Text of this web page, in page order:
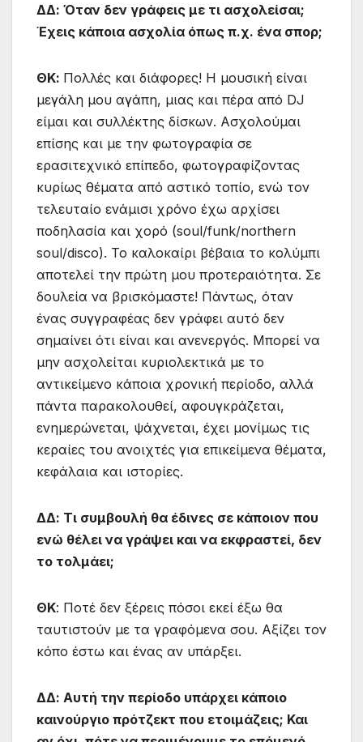
ΔΔ: Όταν δεν γράφεις με τι ασχολείσαι;
Έχεις κάποια ασχολία όπως π.χ. ένα σπορ;
ΘΚ: Πολλές και διάφορες! Η μουσική είναι
μεγάλη μου αγάπη, μιας και πέρα από DJ
είμαι και συλλέκτης δίσκων. Ασχολούμαι
επίσης και με την φωτογραφία σε
ερασιτεχνικό επίπεδο, φωτογραφίζοντας
κυρίως θέματα από αστικό τοπίο, ενώ τον
τελευταίο ενάμισι χρόνο έχω αρχίσει
ποδηλασία και χορό (soul/funk/northern
soul/disco). Το καλοκαίρι βέβαια το κολύμπι
αποτελεί την πρώτη μου προτεραιότητα. Σε
δουλεία να βρισκόμαστε! Πάντως, όταν
ένας συγγραφέας δεν γράφει αυτό δεν
σημαίνει ότι είναι και ανενεργός. Μπορεί να
μην ασχολείται κυριολεκτικά με το
αντικείμενο κάποια χρονική περίοδο, αλλά
πάντα παρακολουθεί, αφουγκράζεται,
ενημερώνεται, ψάχνεται, έχει μονίμως τις
κεραίες του ανοιχτές για επικείμενα θέματα,
κεφάλαια και ιστορίες.
ΔΔ: Τι συμβουλή θα έδινες σε κάποιον που
ενώ θέλει να γράψει και να εκφραστεί, δεν
το τολμάει;
ΘΚ: Ποτέ δεν ξέρεις πόσοι εκεί έξω θα
ταυτιστούν με τα γραφόμενα σου. Αξίζει τον
κόπο έστω και ένας αν υπάρξει.
ΔΔ: Αυτή την περίοδο υπάρχει κάποιο
καινούργιο πρότζεκτ που ετοιμάζεις; Και